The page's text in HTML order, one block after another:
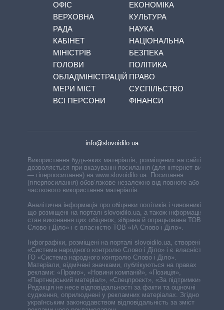
ОФІС
ВЕРХОВНА
РАДА
КАБІНЕТ
МІНІСТРІВ
ГОЛОВИ
ОБЛАДМІНІСТРАЦІЙ
МЕРИ МІСТ
ВСІ ПЕРСОНИ
ЕКОНОМІКА
КУЛЬТУРА
НАУКА
НАЦІОНАЛЬНА
БЕЗПЕКА
ПОЛІТИКА
ПРАВО
СУСПІЛЬСТВО
ФІНАНСИ
info@slovoidilo.ua
Використання будь-яких матеріалів, розміщених на сайті,
дозволяється при вказуванні посилання (для інтернет-видань
— гіперпосилання) на www.slovoidilo.ua. Посилання
(гіперпосилання) обов’язкове незалежно від повного або
часткового використання матеріалів.
Аналітична інформація про обіцянки політиків і чиновників,
що розміщені на порталі slovoidilo.ua, а також інформація про
стан виконання цих обіцянок, зібрана й опрацьована ТОВ «ІА
Слово і Діло» і є власністю ТОВ «ІА Слово і Діло».
Інфографіки, розміщені на порталі slovoidilo.ua, створені ГО
«Система народного контролю Слово і Діло» і є власністю
ГО «Система народного контролю Слово і Діло».
Матеріали, відмічені значками, публікуються на правах
реклами: «Промо», «Новини компаній», «Позиція»,
«Партнерський матеріал», «Спецпроєкт», «За підтримки».
Редакція не несе відповідальності за факти та оціночні
судження, оприлюднені у рекламних матеріалах. Згідно з
українським законодавством відповідальність за зміст